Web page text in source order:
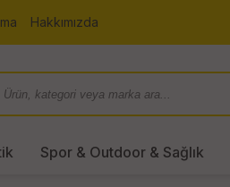
Hakkımızda
Spor & Outdoor & Sağlık